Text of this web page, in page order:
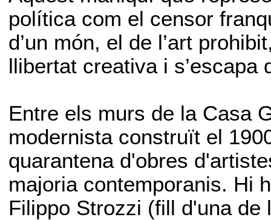
política com el censor
d’un món, el de l’art
llibertat creativa i
Entre els murs de la Casa
modernista construït el
quarantena d'obres
majoria contemporanis. Hi
Filippo Strozzi (fill d'una